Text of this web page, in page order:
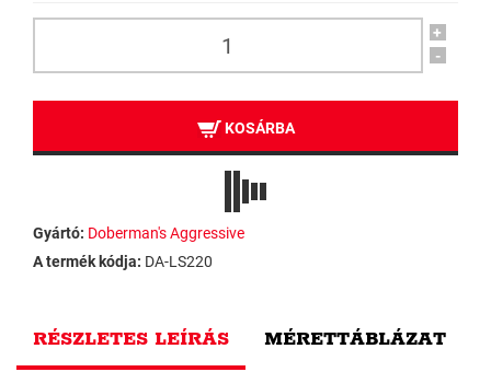
+
-
KOSÁRBA
Gyártó: Doberman's Aggressive
A termék kódja: DA-LS220
RÉSZLETES LEÍRÁS MÉRETTÁBLÁZAT